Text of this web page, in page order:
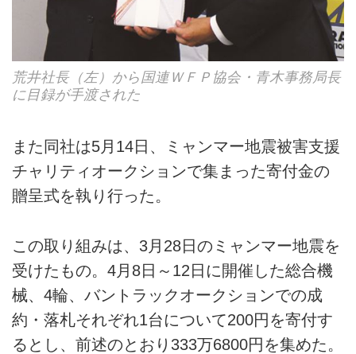
荒井社長（左）から国連ＷＦＰ協会・青木事務局長
に目録が手渡された
また同社は5月14日、ミャンマー地震被害支援
チャリティオークションで集まった寄付金の
贈呈式を執り行った。
この取り組みは、3月28日のミャンマー地震を
受けたもの。4月8日～12日に開催した総合機
械、4輪、バントラックオークションでの成
約・落札それぞれ1台について200円を寄付す
るとし、前述のとおり333万6800円を集めた。